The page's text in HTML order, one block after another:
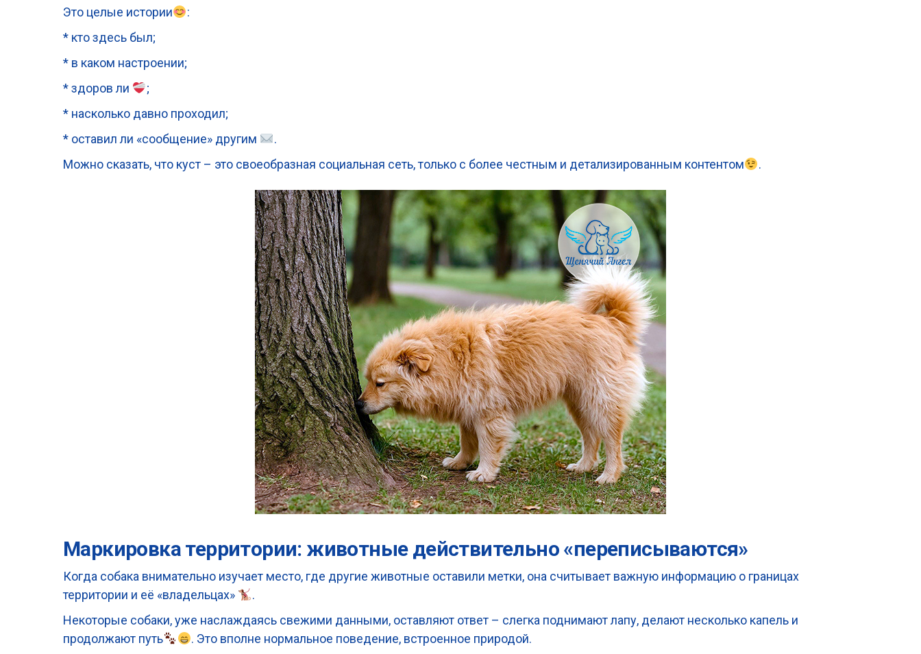
Это целые истории
:
* кто здесь был;
* в каком настроении;
* здоров ли
;
* насколько давно проходил;
* оставил ли «сообщение» другим
.
Можно сказать, что куст – это своеобразная социальная сеть, только с более честным и детализированным контентом
.
Маркировка территории: животные действительно «переписываются»
Когда собака внимательно изучает место, где другие животные оставили метки, она считывает важную информацию о границах
территории и её «владельцах»
.
Некоторые собаки, уже наслаждаясь свежими данными, оставляют ответ – слегка поднимают лапу, делают несколько капель и
продолжают путь
. Это вполне нормальное поведение, встроенное природой.